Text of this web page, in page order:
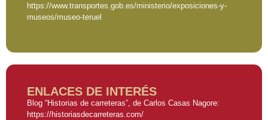
https://www.transportes.gob.es/ministerio/exposiciones-y-
museos/museo-teruel
ENLACES DE INTERÉS
Blog “Historias de carreteras”, de Carlos Casas Nagore:
https://historiasdecarreteras.com/